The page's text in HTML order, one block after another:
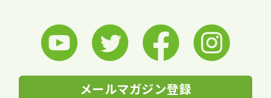
メールマガジン登録